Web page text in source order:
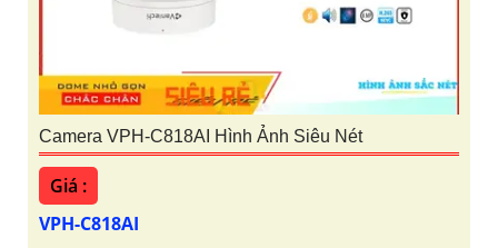
Camera VPH-C818AI Hình Ảnh Siêu Nét
Giá :
VPH-C818AI